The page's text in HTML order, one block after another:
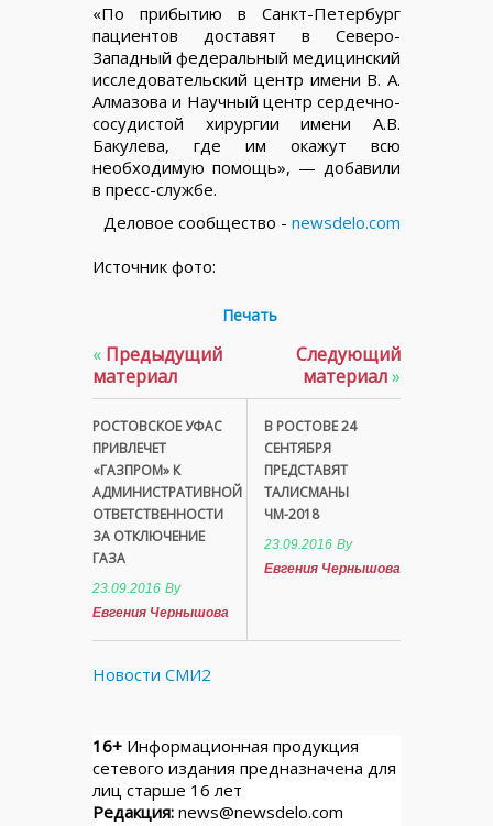
«По прибытию в Санкт-Петербург
пациентов доставят в Северо-
Западный федеральный медицинский
исследовательский центр имени В. А.
Алмазова и Научный центр сердечно-
сосудистой хирургии имени А.В.
Бакулева, где им окажут всю
необходимую помощь», — добавили
в пресс-службе.
Деловое сообщество - newsdelo.com
Источник фото:
Печать
« Предыдущий
материал
РОСТОВСКОЕ УФАС
ПРИВЛЕЧЕТ
«ГАЗПРОМ» К
АДМИНИСТРАТИВНОЙ
ОТВЕТСТВЕННОСТИ
ЗА ОТКЛЮЧЕНИЕ
ГАЗА
23.09.2016 By
Евгения Чернышова
Следующий
материал»
В РОСТОВЕ 24
СЕНТЯБРЯ
ПРЕДСТАВЯТ
ТАЛИСМАНЫ
ЧМ-2018
23.09.2016 By
Евгения Чернышова
Новости СМИ2
16+ Информационная продукция
сетевого издания предназначена для
лиц старше 16 лет
Редакция: news@newsdelo.com